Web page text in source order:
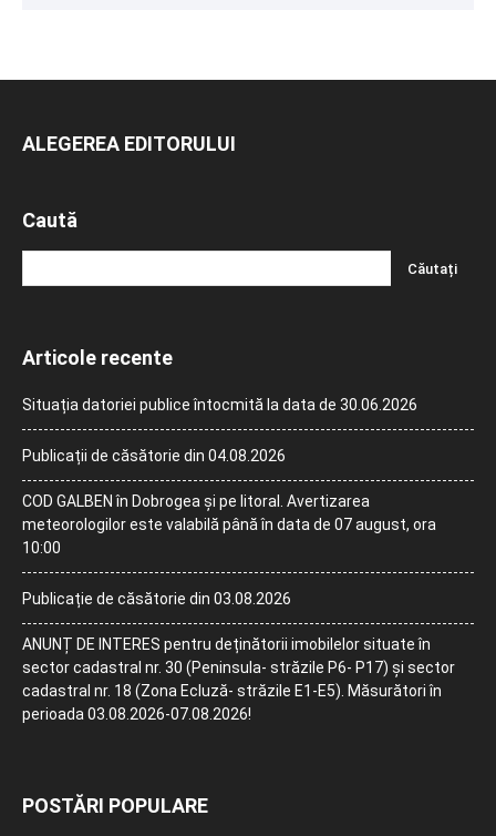
ALEGEREA EDITORULUI
Caută
Articole recente
Situația datoriei publice întocmită la data de 30.06.2026
Publicații de căsătorie din 04.08.2026
COD GALBEN în Dobrogea și pe litoral. Avertizarea
meteorologilor este valabilă până în data de 07 august, ora
10:00
Publicație de căsătorie din 03.08.2026
ANUNȚ DE INTERES pentru deținătorii imobilelor situate în
sector cadastral nr. 30 (Peninsula- străzile P6- P17) și sector
cadastral nr. 18 (Zona Ecluză- străzile E1-E5). Măsurători în
perioada 03.08.2026-07.08.2026!
POSTĂRI POPULARE